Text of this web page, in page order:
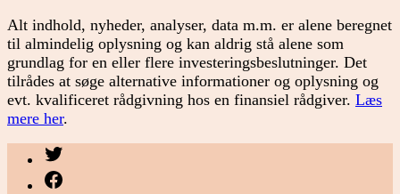
Alt indhold, nyheder, analyser, data m.m. er alene beregnet
til almindelig oplysning og kan aldrig stå alene som
grundlag for en eller flere investeringsbeslutninger. Det
tilrådes at søge alternative informationer og oplysning og
evt. kvalificeret rådgivning hos en finansiel rådgiver. Læs
mere her.